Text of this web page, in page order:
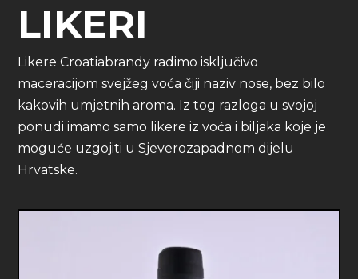
LIKERI
Likere Croatiabrandy radimo isključivo
maceracijom svejžeg voća čiji naziv nose, bez bilo
kakovih umjetnih aroma. Iz tog razloga u svojoj
ponudi imamo samo likere iz voća i biljaka koje je
moguće uzgojiti u Sjeverozapadnom dijelu
Hrvatske.